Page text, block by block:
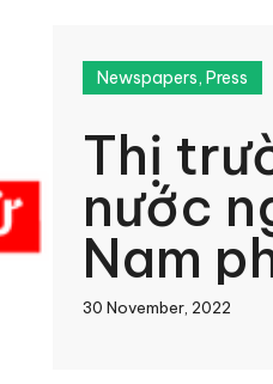
Newspapers, Press
Thị
nước
Nam
hơn
30 November, 2022